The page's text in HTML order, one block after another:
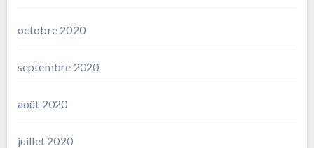
octobre 2020
septembre 2020
août 2020
juillet 2020